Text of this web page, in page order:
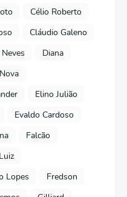
Célio Roberto
Cláudio Galeno
Diana
Elino Julião
Evaldo Cardoso
Falcão
Lopes
Fredson